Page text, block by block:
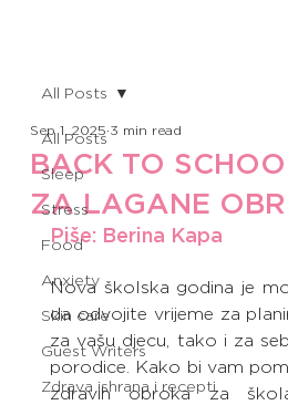
All Posts
Sleep
Stress
Food
Anxiety
Skin care
Guest Writers
Zdrava ishrana i recepti
All Posts
BACK TO
ZA LAGANE
Sep 1, 2025 3 min read
Piše: Berina Kapa
Nova školska godina je
da odvojite vrijeme za
za vašu djecu, tako i za
porodice. Kako bi vam
zdravih obroka za